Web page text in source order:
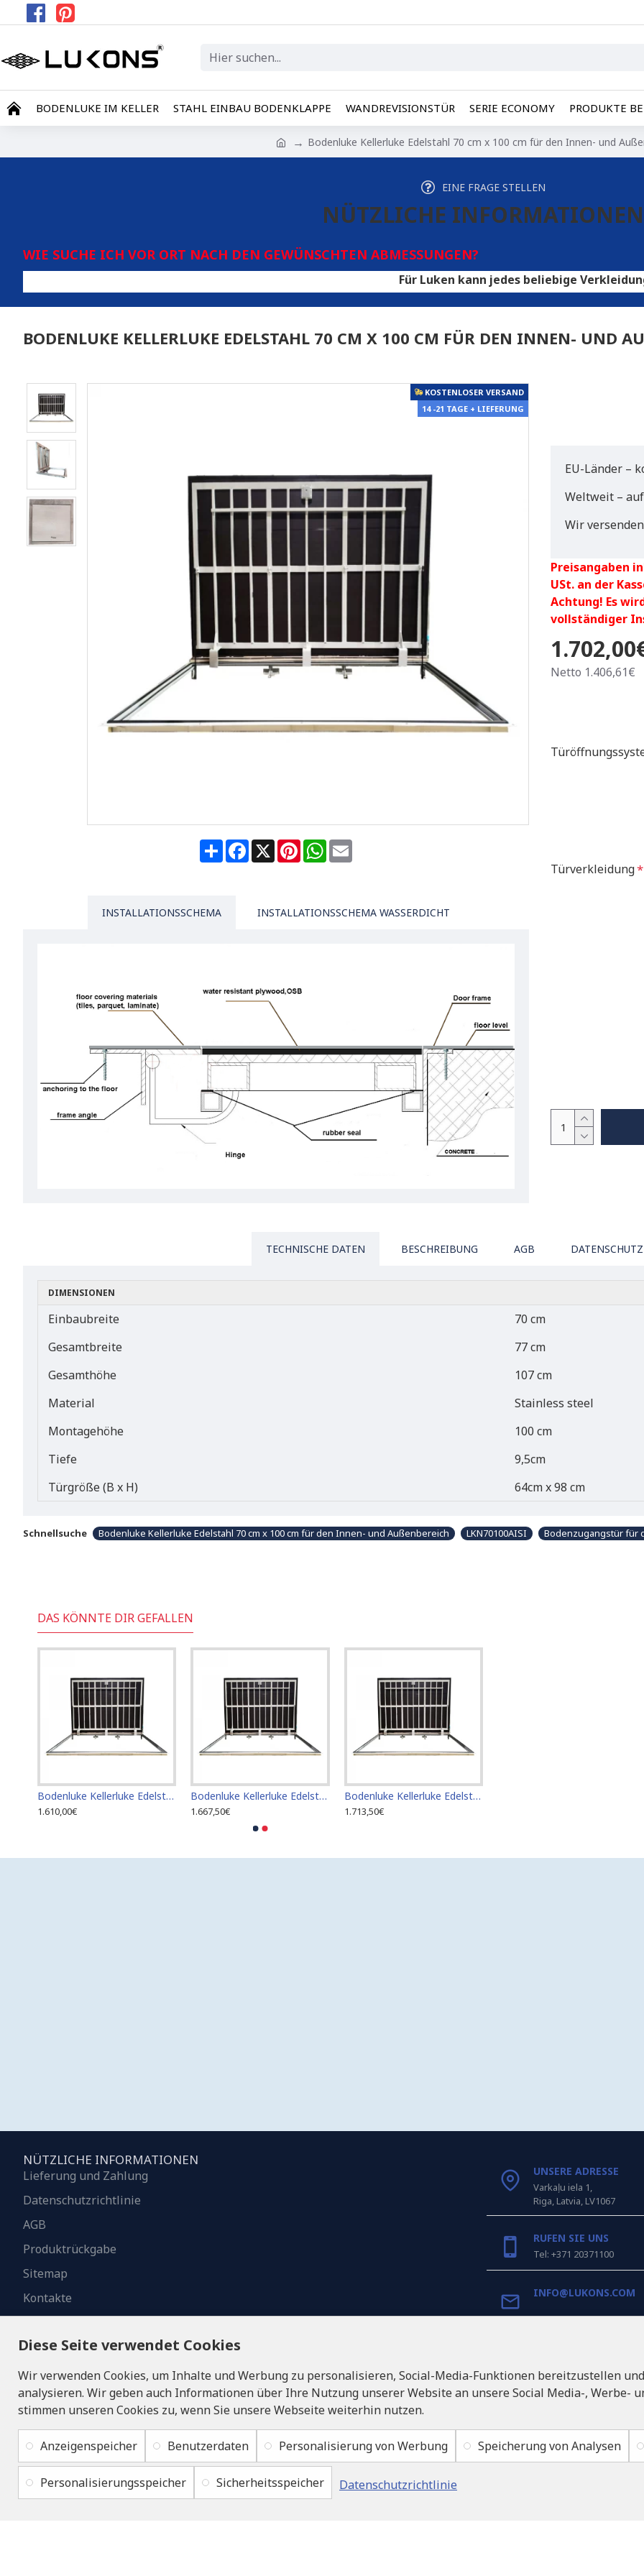
BODENLUKE IM KELLER STAHL EINBAU BODENKLAPPE WANDREVISIONSTÜR SERIE ECONOMY PRODUKTE
Bodenluke Kellerluke Edelstahl 70 cm x 100 cm für den Innen- und
EINE FRAGE STELLEN
NÜTZLICHE INFORMATIONEN
WIE SUCHE ICH VOR ORT NACH DEN GEWÜNSCHTEN ABMESSUNGEN?
Für Luken kann jedes beliebige
BODENLUKE KELLERLUKE EDELSTAHL 70 CM X 100 CM FÜR DEN INNEN- UND
KOSTENLOSER VERSAND
14 -21 TAGE + LIEFERUNG
ShareFacebook
X PinterestWhatsApp
Email
INSTALLATIONSSCHEMA INSTALLATIONSSCHEMA WASSERDICHT
EU-Länder –
Weltweit –
Wir
Preisangaben
USt. an der
Achtung! Es
vollständiger
Netto 1.406,61€
Türverkleidung
TECHNISCHE DATEN BESCHREIBUNG AGB
DIMENSIONEN
Einbaubreite
70 cm
Gesamtbreite
77 cm
Gesamthöhe
107 cm
Material
Stainless steel
Montagehöhe
100 cm
Tiefe
9,5cm
Türgröße (B x H)
64cm x 98 cm
Schnellsuche Bodenluke Kellerluke Edelstahl 70 cm x 100 cm für den Innen- und Außenbereich LKN70100AISI Bodenzugangstür für
DAS KÖNNTE DIR GEFALLEN
Bodenluke Kellerluke Edelstahl 60 cm x 100 cm für den Innen- und Außenbereich
1.610,00€
Bodenluke Kellerluke Edelstahl 60 cm x 110 cm für den Innen- und Außenbereich
1.667,50€
Bodenluke Kellerluke Edelstahl 60 cm x 120 cm für den Innen- und Außenbereich
1.713,50€
NÜTZLICHE INFORMATIONEN
Lieferung und Zahlung
Datenschutzrichtlinie
AGB
Produktrückgabe
Sitemap
Kontakte
UNSERE ADRESSE
Varkaļu iela 1,
Riga, Latvia, LV1067
RUFEN SIE UNS
Tel: +371 20371100
INFO@LUKONS.COM
Reg. Nr. 40103717618
Umsatzsteuer-
1046
Copyright © 2019 - 2026, lukons.com, Alle Rechte vorbehalten
Diese Seite verwendet Cookies
Wir verwenden Cookies, um Inhalte und Werbung zu personalisieren, Social-Media-Funktionen bereitzustellen
analysieren. Wir geben auch Informationen über Ihre Nutzung unserer Website an unsere Social Media-, Werbe-
stimmen unseren Cookies zu, wenn Sie unsere Webseite weiterhin nutzen.
Anzeigenspeicher Benutzerdaten Personalisierung von Werbung Speicherung von Analysen
Personalisierungsspeicher Sicherheitsspeicher Datenschutzrichtlinie